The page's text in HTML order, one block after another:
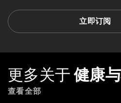
立即订阅
更多关于 健康
查看全部